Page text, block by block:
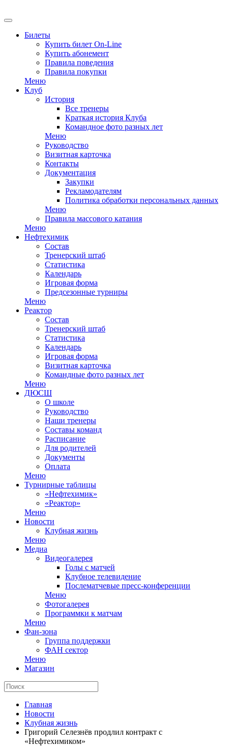
Билеты
Купить билет On-Line
Купить абонемент
Правила поведения
Правила покупки
Меню
Клуб
История
Все тренеры
Краткая история Клуба
Командное фото разных лет
Меню
Руководство
Визитная карточка
Контакты
Документация
Закупки
Рекламодателям
Политика обработки персональных данных
Меню
Правила массового катания
Меню
Нефтехимик
Состав
Тренерский штаб
Статистика
Календарь
Игровая форма
Предсезонные турниры
Меню
Реактор
Состав
Тренерский штаб
Статистика
Календарь
Игровая форма
Визитная карточка
Командные фото разных лет
Меню
ДЮСШ
О школе
Руководство
Наши тренеры
Составы команд
Расписание
Для родителей
Документы
Оплата
Меню
Турнирные таблицы
«Нефтехимик»
«Реактор»
Меню
Новости
Клубная жизнь
Меню
Медиа
Видеогалерея
Голы с матчей
Клубное телевидение
Послематчевые пресс-конференции
Меню
Фотогалерея
Программки к матчам
Меню
Фан-зона
Группа поддержки
ФАН сектор
Меню
Магазин
Главная
Новости
Клубная жизнь
Григорий Селезнёв продлил контракт с
«Нефтехимиком»